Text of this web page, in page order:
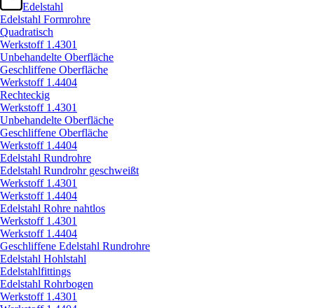
Edelstahl
Edelstahl Formrohre
Quadratisch
Werkstoff 1.4301
Unbehandelte Oberfläche
Geschliffene Oberfläche
Werkstoff 1.4404
Rechteckig
Werkstoff 1.4301
Unbehandelte Oberfläche
Geschliffene Oberfläche
Werkstoff 1.4404
Edelstahl Rundrohre
Edelstahl Rundrohr geschweißt
Werkstoff 1.4301
Werkstoff 1.4404
Edelstahl Rohre nahtlos
Werkstoff 1.4301
Werkstoff 1.4404
Geschliffene Edelstahl Rundrohre
Edelstahl Hohlstahl
Edelstahlfittings
Edelstahl Rohrbogen
Werkstoff 1.4301